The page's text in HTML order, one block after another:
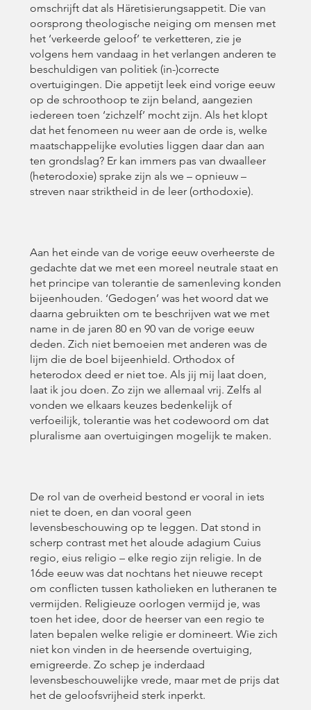
omschrijft dat als Häretisierungsappetit. Die van
oorsprong theologische neiging om mensen met
het ‘verkeerde geloof’ te verketteren, zie je
volgens hem vandaag in het verlangen anderen te
beschuldigen van politiek (in-)correcte
overtuigingen. Die appetijt leek eind vorige eeuw
op de schroothoop te zijn beland, aangezien
iedereen toen ‘zichzelf’ mocht zijn. Als het klopt
dat het fenomeen nu weer aan de orde is, welke
maatschappelijke evoluties liggen daar dan aan
ten grondslag? Er kan immers pas van dwaalleer
(heterodoxie) sprake zijn als we – opnieuw –
streven naar striktheid in de leer (orthodoxie).
Aan het einde van de vorige eeuw overheerste de
gedachte dat we met een moreel neutrale staat en
het principe van tolerantie de samenleving konden
bijeenhouden. ‘Gedogen’ was het woord dat we
daarna gebruikten om te beschrijven wat we met
name in de jaren 80 en 90 van de vorige eeuw
deden. Zich niet bemoeien met anderen was de
lijm die de boel bijeenhield. Orthodox of
heterodox deed er niet toe. Als jij mij laat doen,
laat ik jou doen. Zo zijn we allemaal vrij. Zelfs al
vonden we elkaars keuzes bedenkelijk of
verfoeilijk, tolerantie was het codewoord om dat
pluralisme aan overtuigingen mogelijk te maken.
De rol van de overheid bestond er vooral in iets
niet te doen, en dan vooral geen
levensbeschouwing op te leggen. Dat stond in
scherp contrast met het aloude adagium Cuius
regio, eius religio – elke regio zijn religie. In de
16de eeuw was dat nochtans het nieuwe recept
om conflicten tussen katholieken en lutheranen te
vermijden. Religieuze oorlogen vermijd je, was
toen het idee, door de heerser van een regio te
laten bepalen welke religie er domineert. Wie zich
niet kon vinden in de heersende overtuiging,
emigreerde. Zo schep je inderdaad
levensbeschouwelijke vrede, maar met de prijs dat
het de geloofsvrijheid sterk inperkt.